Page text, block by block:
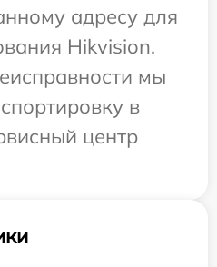
адресу для
Hikvision.
мы
в
центр